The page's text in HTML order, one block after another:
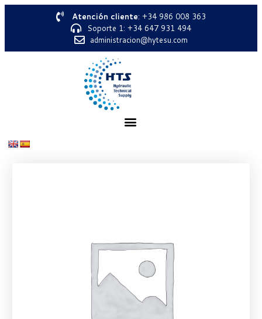
Atención cliente: +34 986 008 363
Soporte 1: +34 647 931 494
administracion@hytesu.com